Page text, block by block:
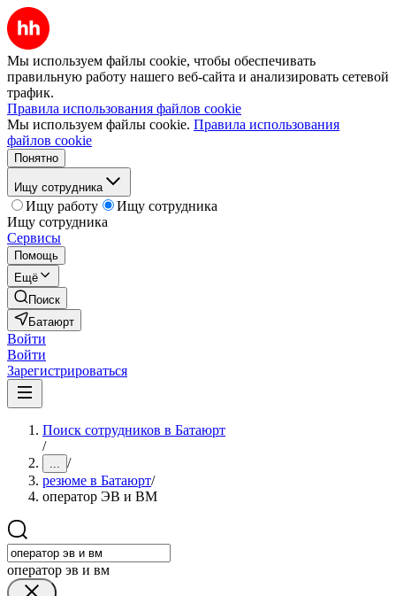
Мы используем файлы cookie, чтобы обеспечивать
правильную работу нашего веб-сайта и анализировать сетевой
трафик.
Правила использования файлов cookie
Мы используем файлы cookie. Правила использования
файлов cookie
Понятно
Ищу сотрудника
Ищу работу
Ищу сотрудника
Ищу сотрудника
Сервисы
Помощь
Ещё
Поиск
Батаюрт
Войти
Войти
Зарегистрироваться
Поиск сотрудников в Батаюрт
/
... /
резюме в Батаюрт/
оператор ЭВ и ВМ
оператор эв и вм